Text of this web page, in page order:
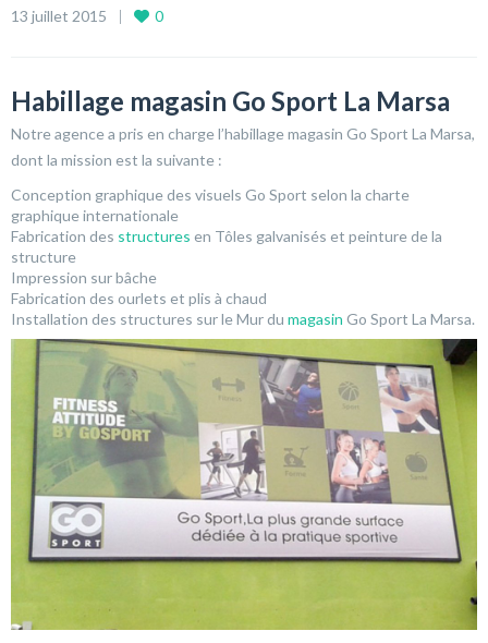
13 juillet 2015 0
Habillage magasin Go Sport La Marsa
Notre agence a pris en charge l’habillage magasin Go Sport La Marsa,
dont la mission est la suivante :
Conception graphique des visuels Go Sport selon la charte
graphique internationale
Fabrication des structures en Tôles galvanisés et peinture de la
structure
Impression sur bâche
Fabrication des ourlets et plis à chaud
Installation des structures sur le Mur du magasin Go Sport La Marsa.